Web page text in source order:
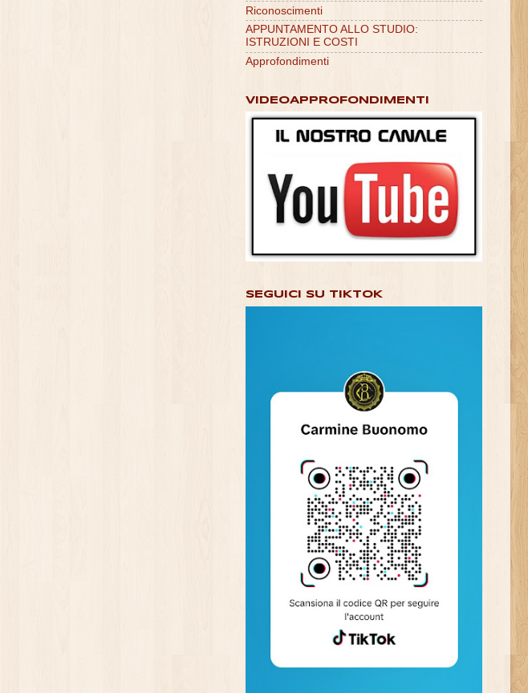
Riconoscimenti
APPUNTAMENTO ALLO STUDIO:
ISTRUZIONI E COSTI
Approfondimenti
VIDEOAPPROFONDIMENTI
SEGUICI SU TIKTOK